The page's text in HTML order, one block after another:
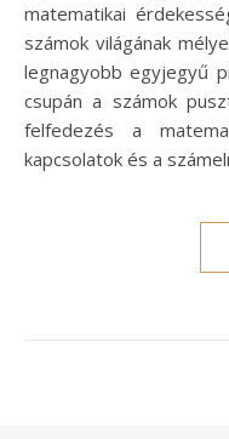
matematikai
számok világának
legnagyobb egyjegyű
csupán a számok
felfedezés a
kapcsolatok és a